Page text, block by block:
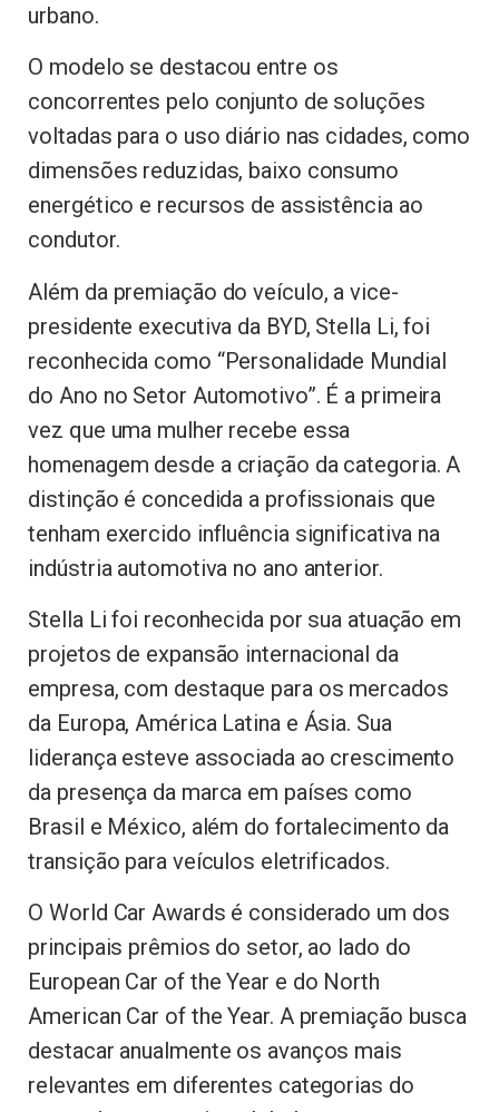
urbano.
O modelo se destacou entre os
concorrentes pelo conjunto de soluções
voltadas para o uso diário nas cidades, como
dimensões reduzidas, baixo consumo
energético e recursos de assistência ao
condutor.
Além da premiação do veículo, a vice-
presidente executiva da BYD, Stella Li, foi
reconhecida como “Personalidade Mundial
do Ano no Setor Automotivo”. É a primeira
vez que uma mulher recebe essa
homenagem desde a criação da categoria. A
distinção é concedida a profissionais que
tenham exercido influência significativa na
indústria automotiva no ano anterior.
Stella Li foi reconhecida por sua atuação em
projetos de expansão internacional da
empresa, com destaque para os mercados
da Europa, América Latina e Ásia. Sua
liderança esteve associada ao crescimento
da presença da marca em países como
Brasil e México, além do fortalecimento da
transição para veículos eletrificados.
O World Car Awards é considerado um dos
principais prêmios do setor, ao lado do
European Car of the Year e do North
American Car of the Year. A premiação busca
destacar anualmente os avanços mais
relevantes em diferentes categorias do